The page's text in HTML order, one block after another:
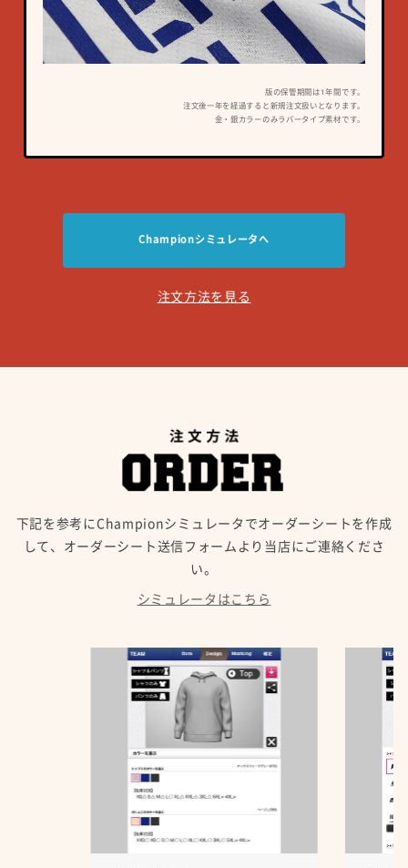
版の保管期間は1年間です。
注文後一年を経過すると新規注文扱いとなります。
金・銀カラーのみラバータイプ素材です。
Championシミュレータへ
注文方法を見る
下記を参考にChampionシミュレータでオーダーシートを作成
して、オーダーシート送信フォームより当店にご連絡くださ
い。
シミュレータはこちら